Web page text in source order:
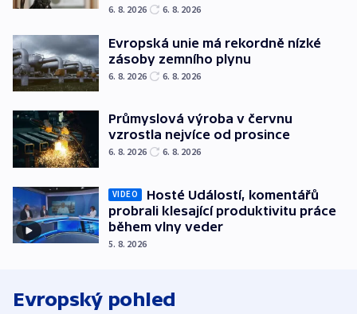
6. 8. 2026 6. 8. 2026
Evropská unie má rekordně nízké
zásoby zemního plynu
6. 8. 2026 6. 8. 2026
Průmyslová výroba v červnu
vzrostla nejvíce od prosince
6. 8. 2026 6. 8. 2026
VIDEO
Hosté Událostí, komentářů
probrali klesající produktivitu práce
během vlny veder
5. 8. 2026
Evropský pohled